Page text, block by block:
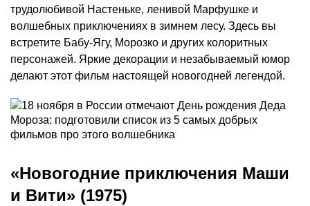
трудолюбивой Настеньке, ленивой Марфушке и
волшебных приключениях в зимнем лесу. Здесь вы
встретите Бабу-Ягу, Морозко и других колоритных
персонажей. Яркие декорации и незабываемый юмор
делают этот фильм настоящей новогодней легендой.
«Новогодние приключения Маши
и Вити» (1975)